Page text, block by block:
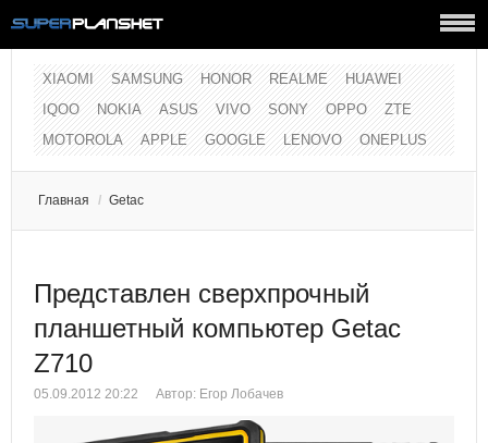
XIAOMI SAMSUNG HONOR REALME
HUAWEI
IQOO
NOKIA ASUS VIVO SONY OPPO
ZTE
MOTOROLA
APPLE GOOGLE LENOVO ONEPLUS
Главная / Getac
Представлен сверхпрочный
планшетный компьютер Getac
Z710
05.09.2012 20:22 Автор: Егор Лобачев